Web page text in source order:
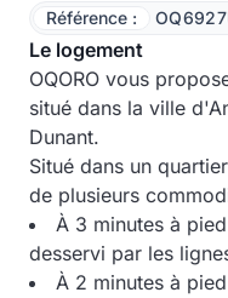
Référence :
Le logement
OQORO vous
situé dans la ville
Dunant.
Situé dans un
de plusieurs
À 3 minutes à
desservi par les
À 2 minutes à